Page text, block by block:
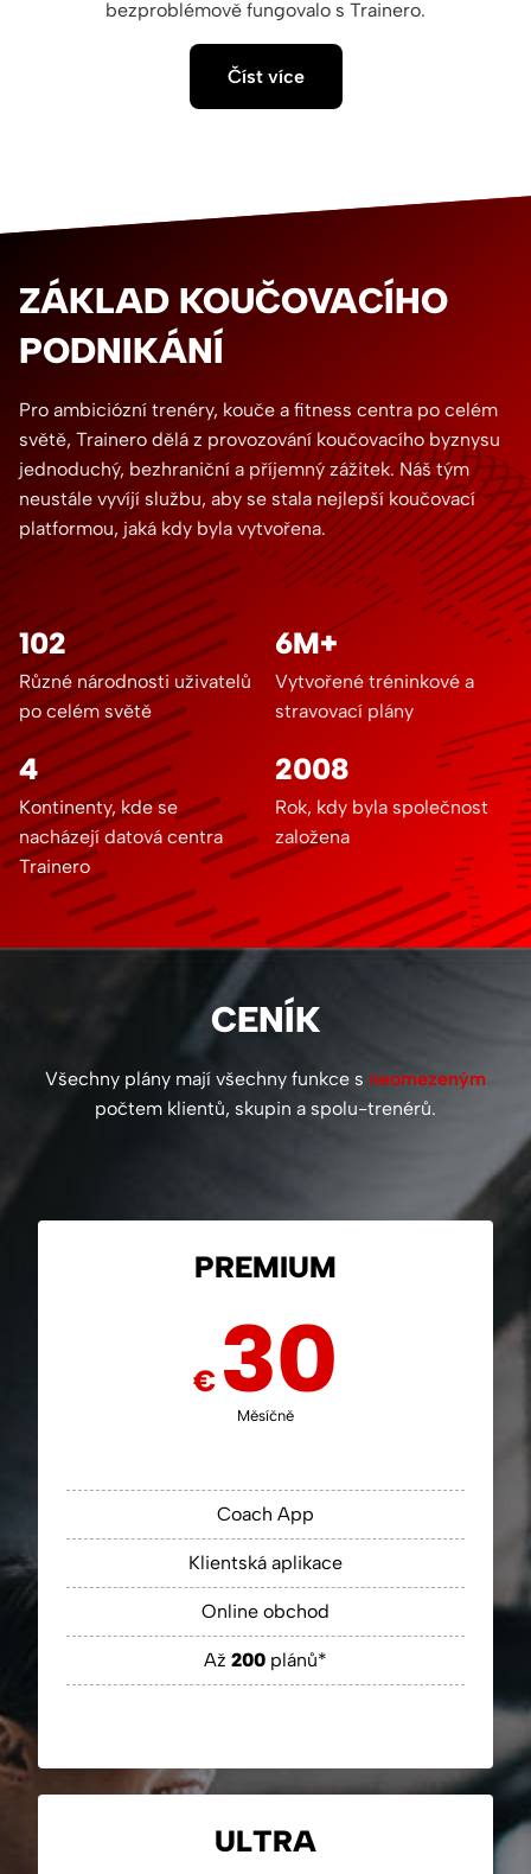
bezproblémově fungovalo s Trainero.
Číst více
ZÁKLAD KOUČOVACÍHO
PODNIKÁNÍ
Pro ambiciózní trenéry, kouče a fitness centra po celém
světě, Trainero dělá z provozování koučovacího byznysu
jednoduchý, bezhraniční a příjemný zážitek. Náš tým
neustále vyvíjí službu, aby se stala nejlepší koučovací
platformou, jaká kdy byla vytvořena.
102
Různé národnosti uživatelů
po celém světě
6M+
Vytvořené tréninkové a
stravovací plány
4
Kontinenty, kde se
nacházejí datová centra
Trainero
2008
Rok, kdy byla společnost
založena
CENÍK
Všechny plány mají všechny funkce s neomezeným
počtem klientů, skupin a spolu-trenérů.
PREMIUM
€ 30
Měsíčně
Coach App
Klientská aplikace
Online obchod
Až 200 plánů*
ULTRA